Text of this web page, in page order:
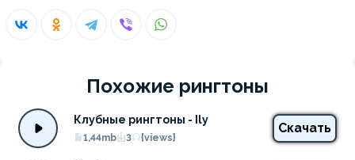
Похожие рингтоны
Клубные рингтоны - Ily
1,44mb 3 {views}
Скачать